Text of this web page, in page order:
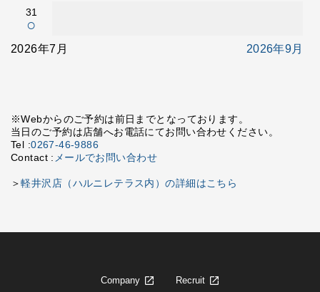
31
○
2026年7月 2026年9月
※Webからのご予約は前日までとなっております。
当日のご予約は店舗へお電話にてお問い合わせください。
Tel :0267-46-9886
Contact : メールでお問い合わせ
＞軽井沢店（ハルニレテラス内）の詳細はこちら
Company Recruit